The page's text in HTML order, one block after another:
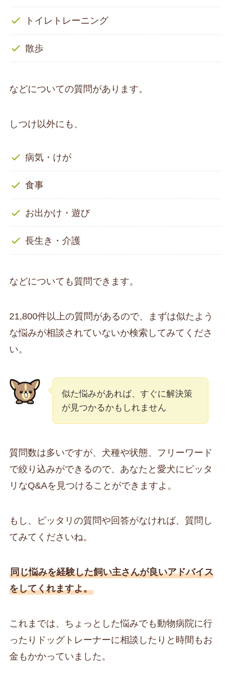
トイレトレーニング
散歩
などについての質問があります。
しつけ以外にも、
病気・けが
食事
お出かけ・遊び
長生き・介護
などについても質問できます。
21,800件以上の質問があるので、まずは似たよう
な悩みが相談されていないか検索してみてくださ
い。
似た悩みがあれば、すぐに解決策
が見つかるかもしれません
質問数は多いですが、犬種や状態、フリーワード
で絞り込みができるので、あなたと愛犬にピッタ
リなQ&Aを見つけることができますよ。
もし、ピッタリの質問や回答がなければ、質問し
てみてくださいね。
同じ悩みを経験した飼い主さんが良いアドバイス
をしてくれますよ。
これまでは、ちょっとした悩みでも動物病院に行
ったりドッグトレーナーに相談したりと時間もお
金もかかっていました。